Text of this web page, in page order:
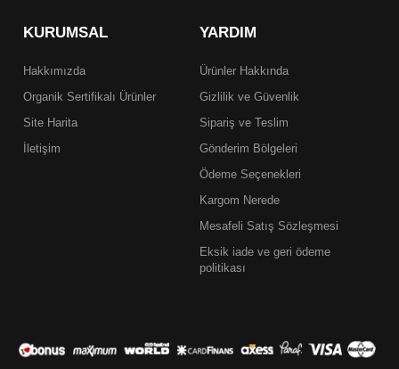
KURUMSAL
Hakkımızda
Organik Sertifikalı Ürünler
Site Harita
İletişim
YARDIM
Ürünler Hakkında
Gizlilik ve Güvenlik
Sipariş ve Teslim
Gönderim Bölgeleri
Ödeme Seçenekleri
Kargom Nerede
Mesafeli Satış Sözleşmesi
Eksik iade ve geri ödeme
politikası